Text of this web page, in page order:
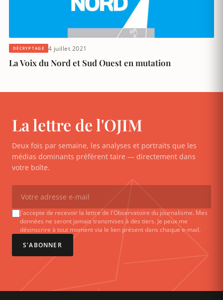
DÉCRYPTAGE 4 juillet 2021
La Voix du Nord et Sud Ouest en mutation
La lettre de l'OJIM
Deux fois par semaine, les analyses et portraits que les
médias dominants préfèrent taire — directement dans
votre boîte.
J'accepte de recevoir la lettre de l'Observatoire du journalisme. Mes
données ne seront jamais transmises à des tiers. Je peux me
désinscrire à tout moment via le lien présent dans chaque e-mail.
S'ABONNER